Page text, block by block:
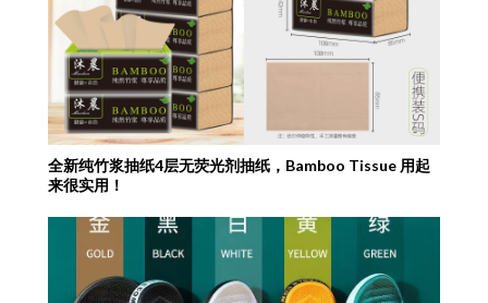
全新纯竹浆抽纸4层无荧光剂抽纸，Bamboo Tissue 用起
来很实用！